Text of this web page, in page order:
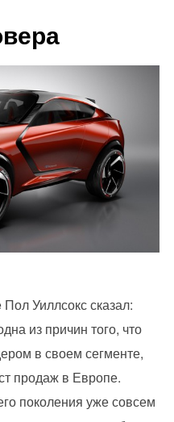
Уиллсокс сказал:
из причин того, что
в своем сегменте,
продаж в Европе.
поколения уже совсем